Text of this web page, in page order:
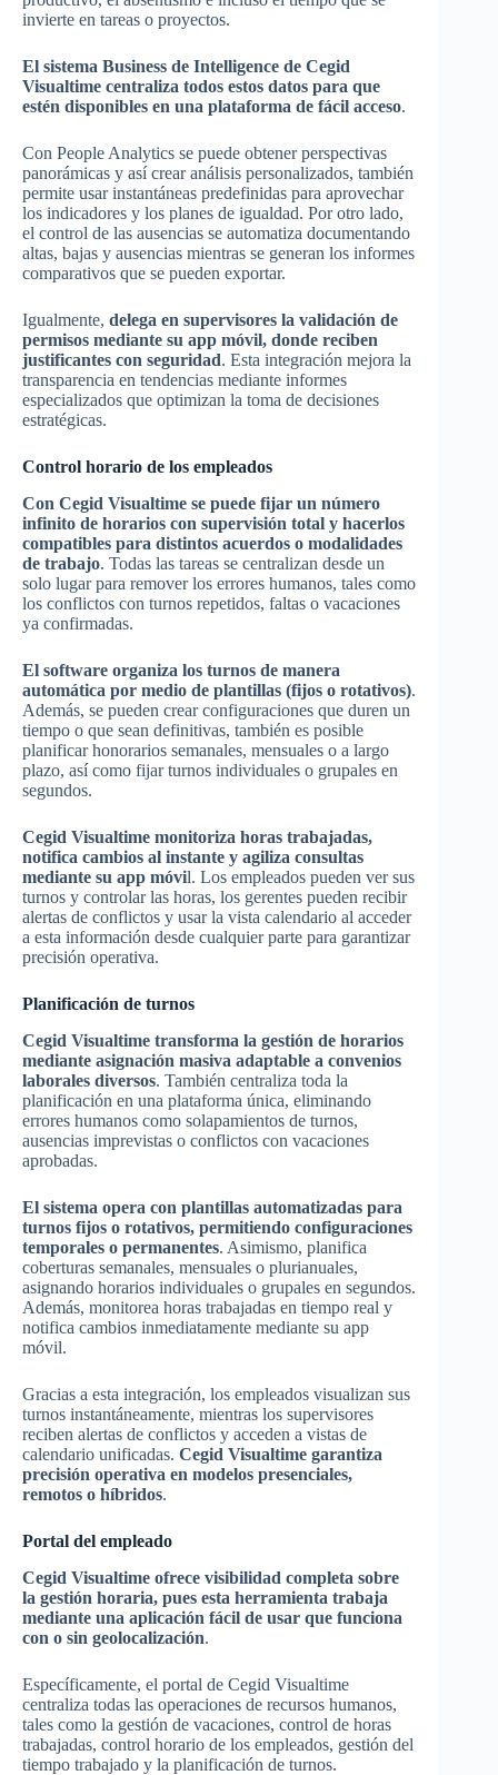
invierte en tareas o proyectos.
El sistema Business de Intelligence de Cegid
Visualtime centraliza todos estos datos para que
estén disponibles en una plataforma de fácil acceso.
Con People Analytics se puede obtener perspectivas
panorámicas y así crear análisis personalizados, también
permite usar instantáneas predefinidas para aprovechar
los indicadores y los planes de igualdad. Por otro lado,
el control de las ausencias se automatiza documentando
altas, bajas y ausencias mientras se generan los informes
comparativos que se pueden exportar.
Igualmente, delega en supervisores la validación de
permisos mediante su app móvil, donde reciben
justificantes con seguridad. Esta integración mejora la
transparencia en tendencias mediante informes
especializados que optimizan la toma de decisiones
estratégicas.
Control horario de los empleados
Con Cegid Visualtime se puede fijar un número
infinito de horarios con supervisión total y hacerlos
compatibles para distintos acuerdos o modalidades
de trabajo. Todas las tareas se centralizan desde un
solo lugar para remover los errores humanos, tales como
los conflictos con turnos repetidos, faltas o vacaciones
ya confirmadas.
El software organiza los turnos de manera
automática por medio de plantillas (fijos o rotativos).
Además, se pueden crear configuraciones que duren un
tiempo o que sean definitivas, también es posible
planificar honorarios semanales, mensuales o a largo
plazo, así como fijar turnos individuales o grupales en
segundos.
Cegid Visualtime monitoriza horas trabajadas,
notifica cambios al instante y agiliza consultas
mediante su app móvil. Los empleados pueden ver sus
turnos y controlar las horas, los gerentes pueden recibir
alertas de conflictos y usar la vista calendario al acceder
a esta información desde cualquier parte para garantizar
precisión operativa.
Planificación de turnos
Cegid Visualtime transforma la gestión de horarios
mediante asignación masiva adaptable a convenios
laborales diversos. También centraliza toda la
planificación en una plataforma única, eliminando
errores humanos como solapamientos de turnos,
ausencias imprevistas o conflictos con vacaciones
aprobadas.
El sistema opera con plantillas automatizadas para
turnos fijos o rotativos, permitiendo configuraciones
temporales o permanentes. Asimismo, planifica
coberturas semanales, mensuales o plurianuales,
asignando horarios individuales o grupales en segundos.
Además, monitorea horas trabajadas en tiempo real y
notifica cambios inmediatamente mediante su app
móvil.
Gracias a esta integración, los empleados visualizan sus
turnos instantáneamente, mientras los supervisores
reciben alertas de conflictos y acceden a vistas de
calendario unificadas. Cegid Visualtime garantiza
precisión operativa en modelos presenciales,
remotos o híbridos.
Portal del empleado
Cegid Visualtime ofrece visibilidad completa sobre
la gestión horaria, pues esta herramienta trabaja
mediante una aplicación fácil de usar que funciona
con o sin geolocalización.
Específicamente, el portal de Cegid Visualtime
centraliza todas las operaciones de recursos humanos,
tales como la gestión de vacaciones, control de horas
trabajadas, control horario de los empleados, gestión del
tiempo trabajado y la planificación de turnos.